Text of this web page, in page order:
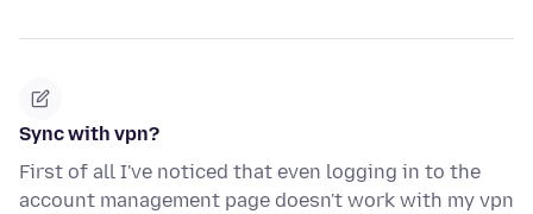
Sync with vpn?
First of all I've noticed that even logging in to the
account management page doesn't work with my vpn